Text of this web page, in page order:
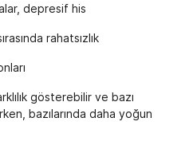
depresif his
rahatsızlık
gösterebilir ve bazı
bazılarında daha yoğun